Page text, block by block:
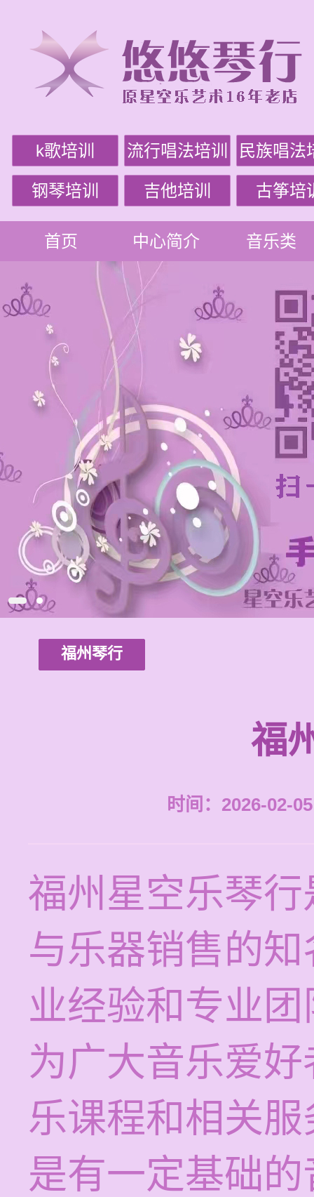
k歌培训 流行唱法培训 民族唱法
钢琴培训 吉他培训 古筝培
首页 中心简介 音乐类
福州琴行
福
时间：2026-02-
福州星空乐琴
与乐器销售的
业经验和专业
为广大音乐爱
乐课程和相关
是有一定基础